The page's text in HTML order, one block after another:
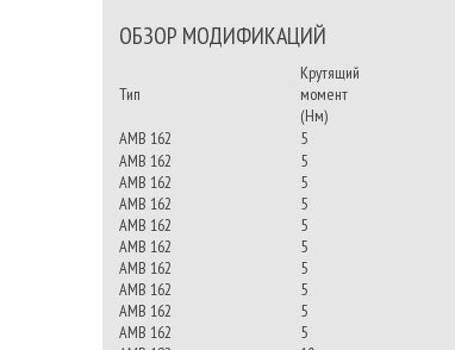
ОБЗОР МОДИФИКАЦИЙ
Тип
Крутящий
момент
(Нм)
AMB 162
5
AMB 162
5
AMB 162
5
AMB 162
5
AMB 162
5
AMB 162
5
AMB 162
5
AMB 162
5
AMB 162
5
AMB 162
5